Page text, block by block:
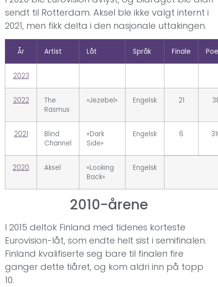
sendt til Rotterdam. Aksel ble ikke valgt internt i
2021, men fikk delta i den nasjonale uttakingen.
År Artist Låt Språk Finale
2023
2022
The
Rasmus
«Jezebel» Engelsk 21
2021
Blind
Channel
«Dark
Side»
Engelsk 6
2020 Aksel
«Looking
Back»
Engelsk
2010-årene
I 2015 deltok Finland med tidenes korteste
Eurovision-låt, som endte helt sist i semifinalen.
Finland kvalifiserte seg bare til finalen fire
ganger dette tiåret, og kom aldri inn på topp
10.